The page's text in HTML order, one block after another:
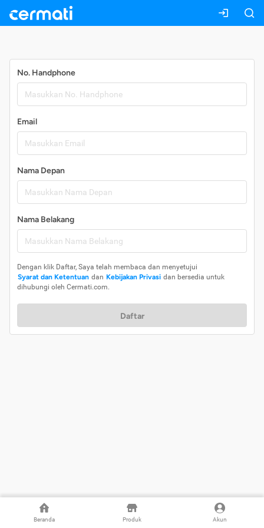
Beranda Produk Akun
No. Handphone
Email
Nama Depan
Nama Belakang
Dengan klik Daftar, Saya telah membaca dan menyetujui
Syarat dan Ketentuan dan Kebijakan Privasi dan bersedia untuk
dihubungi oleh Cermati.com.
Daftar